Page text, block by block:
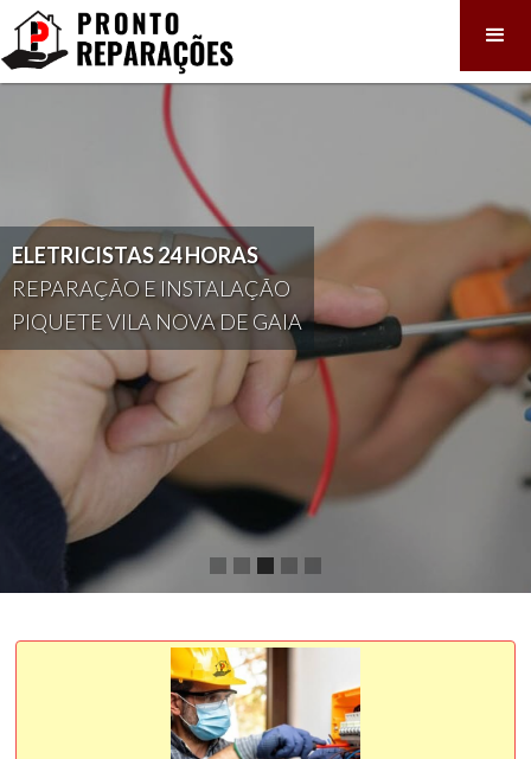
ELETRICISTAS 24 HORAS
REPARAÇÃO E INSTALAÇÃO
PIQUETE VILA NOVA DE GAIA